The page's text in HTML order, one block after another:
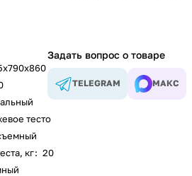
тесто
кг: 20
Задать вопрос о товаре
TELEGRAM МАКС